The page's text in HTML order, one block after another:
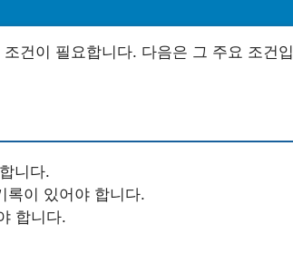
건이 필요합니다. 다음은 그 주요 조건입
니다.
록이 있어야 합니다.
합니다.